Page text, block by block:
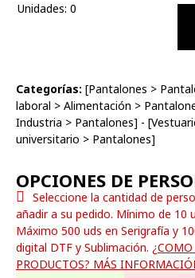
Unidades: 0
Categorías: [Pantalones >
laboral > Alimentación >
Industria > Pantalones] - [
universitario > Pantalones]
OPCIONES DE
Seleccione la cantidad de
añadir a su pedido. Mínimo de 10
Máximo 500 uds en Serigrafía y
digital DTF y Sublimación.
PRODUCTOS? MÁS